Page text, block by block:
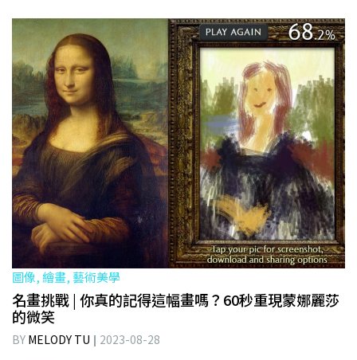
圖像, 繪畫, 藝術美學
名畫挑戰 | 你真的記得這幅畫嗎？60秒重現蒙娜麗莎
的微笑
BY MELODY TU
2023-08-28